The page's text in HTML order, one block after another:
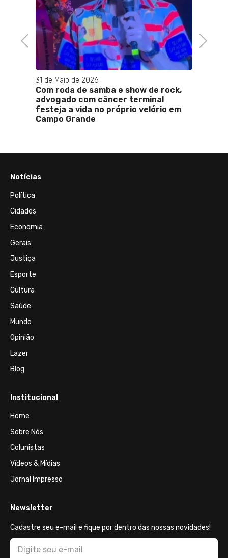
Previous
31 de Maio de 2026
Com roda de samba e show de rock,
advogado com câncer terminal
festeja a vida no próprio velório em
Campo Grande
Next
Notícias
Política
Cidades
Economia
Gerais
Justiça
Esporte
Cultura
Saúde
Mundo
Opinião
Lazer
Blog
Institucional
Home
Sobre Nós
Colunistas
Vídeos & Mídias
Jornal Impresso
Newsletter
Cadastre seu e-mail e fique por dentro das nossas novidades!